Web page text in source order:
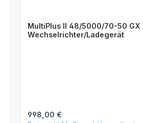
MultiPlus II 48/5000/70-50 GX
Wechselrichter/Ladegerät
Regulärer Preis:
998,00 €